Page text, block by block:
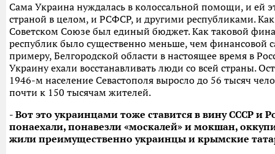
Сама Украина нуждалась в колоссальной помощи, и ей
страной в целом, и РСФСР, и другими республиками. Как
Советском Союзе был единый бюджет. Как таковой
республик было существенно меньше, чем финансовой
примеру, Белгородской области в настоящее время в
Украину ехали восстанавливать люди со всей страны.
1946-м население Севастополя выросло до 56 тысяч
почти к 150 тысячам жителей.
- Вот это украинцами тоже ставится в вину СССР и
понаехали, понавезли «москалей» и мокшан,
жили преимущественно украинцы и крымские